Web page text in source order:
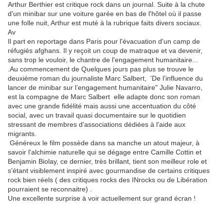
Arthur Berthier est critique rock dans un journal. Suite à la chute
d'un minibar sur une voiture garée en bas de l'hôtel où il passe
une folle nuit, Arthur est muté à la rubrique faits divers sociaux.
Av
Il part en reportage dans Paris pour l'évacuation d'un camp de
réfugiés afghans. Il y reçoit un coup de matraque et va devenir,
sans trop le vouloir, le chantre de l'engagement humanitaire...
.Au commencement de Quelques jours pas plus se trouve le
deuxième roman du journaliste Marc Salbert, 'De l’influence du
lancer de minibar sur l’engagement humanitaire" Julie Navarro,
est la compagne de Marc Salbert elle adapte donc son roman
avec une grande fidélité mais aussi une accentuation du côté
social, avec un travail quasi documentaire sur le quotidien
stressant de membres d'associations dédiées à l'aide aux
migrants.
Généreux le film possède dans sa manche un atout majeur, à
savoir l'alchimie naturelle qui se dégage entre Camille Cottin et
Benjamin Biolay, ce dernier, très brillant, tient son meilleur role et
s'étant visiblement inspiré avec gourmandise de certains critiques
rock bien réels ( des critiques rocks des INrocks ou de Libération
pourraient se reconnaitre) .
Une excellente surprise à voir actuellement sur grand écran !